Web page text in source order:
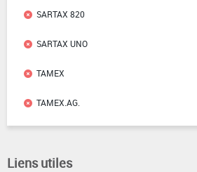
SARTAX 820
SARTAX UNO
TAMEX
TAMEX.AG.
Liens utiles